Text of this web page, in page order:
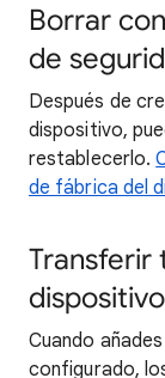
Borrar
de
Después de
dispositivo,
restablecerlo.
de fábrica del
Transferir
dispositivo
Cuando
configurado,